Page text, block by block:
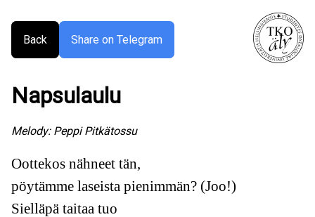
Back Share on Telegram
Napsulaulu
Melody: Peppi Pitkätossu
Oottekos nähneet tän,
pöytämme laseista pienimmän? (Joo!)
Sielläpä taitaa tuo